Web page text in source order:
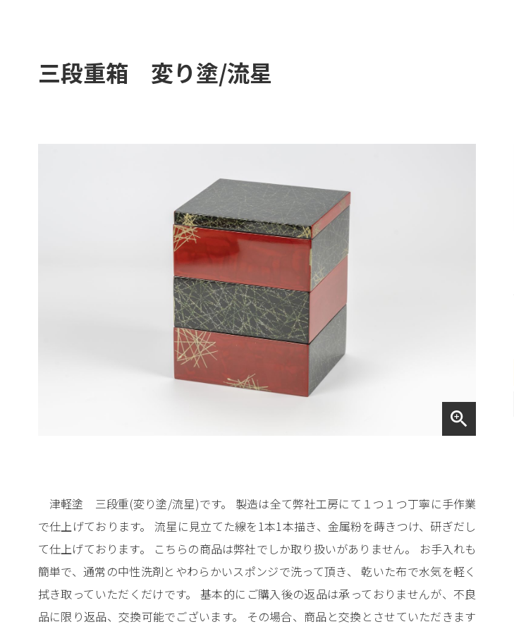
三段重箱 変り塗/流星
zoom_in
津軽塗 三段重(変り塗/流星)です。 製造は全て弊社工房にて１つ１つ丁寧に手作業
で仕上げております。 流星に見立てた線を1本1本描き、金属粉を蒔きつけ、研ぎだし
て仕上げております。 こちらの商品は弊社でしか取り扱いがありません。 お手入れも
簡単で、通常の中性洗剤とやわらかいスポンジで洗って頂き、 乾いた布で水気を軽く
拭き取っていただくだけです。 基本的にご購入後の返品は承っておりませんが、不良
品に限り返品、交換可能でございます。 その場合、商品と交換とさせていただきます